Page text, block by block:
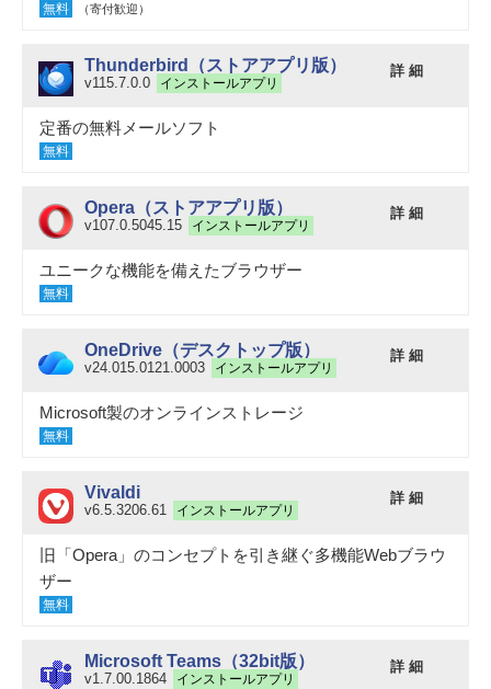
無料 （寄付歓迎）
Thunderbird（ストアアプリ版）
v115.7.0.0 インストールアプリ
詳 細
定番の無料メールソフト
無料
Opera（ストアアプリ版）
v107.0.5045.15 インストールアプリ
詳 細
ユニークな機能を備えたブラウザー
無料
OneDrive（デスクトップ版）
v24.015.0121.0003 インストールアプリ
詳 細
Microsoft製のオンラインストレージ
無料
Vivaldi
v6.5.3206.61 インストールアプリ
詳 細
旧「Opera」のコンセプトを引き継ぐ多機能Webブラウ
ザー
無料
Microsoft Teams（32bit版）
v1.7.00.1864 インストールアプリ
詳 細